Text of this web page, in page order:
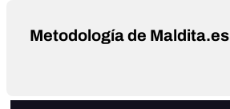
Metodología de Maldita.es